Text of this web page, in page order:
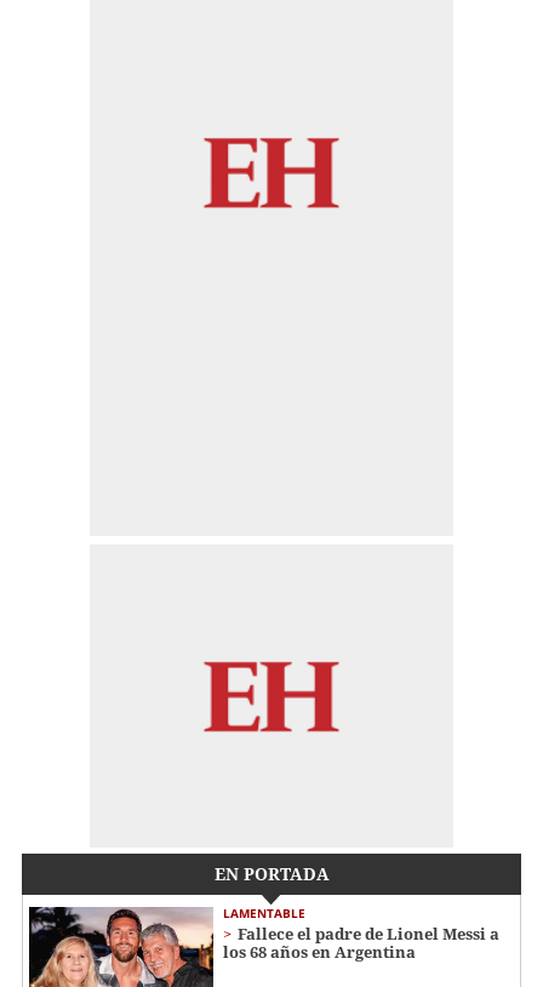
EN PORTADA
LAMENTABLE
Fallece el padre de Lionel Messi a
los 68 años en Argentina